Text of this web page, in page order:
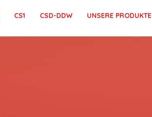
CS1 CSD-DDW UNSERE PRODUKTE